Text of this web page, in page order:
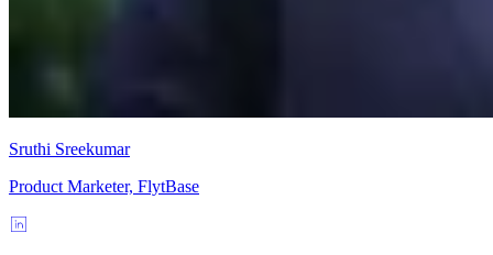
Sruthi Sreekumar
Product Marketer, FlytBase